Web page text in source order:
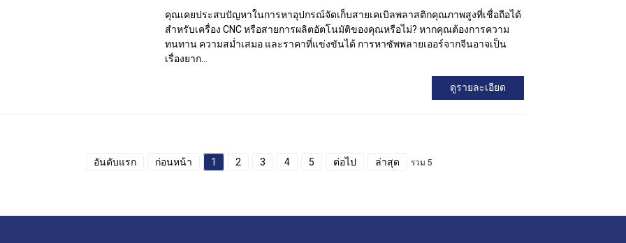
คุณเคยประสบปัญหาในการหาอุปกรณ์จัดเก็บสายเคเบิลพลาสติกคุณภาพสูงที่เชื่อถือได้
สำหรับเครื่อง CNC หรือสายการผลิตอัตโนมัติของคุณหรือไม่? หากคุณต้องการความ
ทนทาน ความสม่ำเสมอ และราคาที่แข่งขันได้ การหาซัพพลายเออร์จากจีนอาจเป็น
เรื่องยาก...
ดูรายละเอียด
อันดับแรก ก่อนหน้า 1 2 3 4 5 ต่อไป ล่าสุด รวม 5